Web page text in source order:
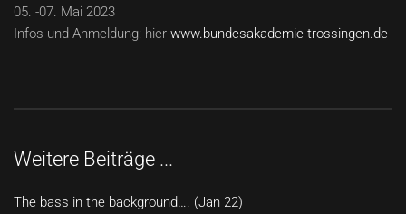
05. -07. Mai 2023
Infos und Anmeldung: hier www.bundesakademie-trossingen.de
Weitere Beiträge ...
The bass in the background…. (Jan 22)